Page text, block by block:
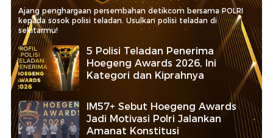
Ajang penghargaan persembahan detikcom bersama POLRI
kepada sosok polisi teladan. Usulkan polisi teladan di
sekitarmu!
5 Polisi Teladan Penerima
Hoegeng Awards 2026, Ini
Kategori dan Kiprahnya
IM57+ Sebut Hoegeng Awards
Jadi Motivasi Polri Jalankan
Amanat Konstitusi